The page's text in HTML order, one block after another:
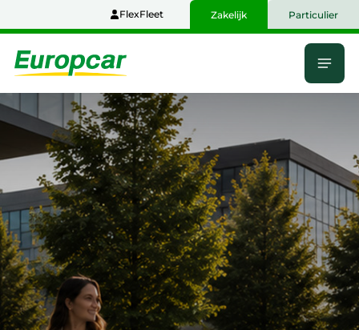
hoofdinhoud
FlexFleet Zakelijk Particulier
Home
Flexibele
mobiliteit
voor
grootzakelijk